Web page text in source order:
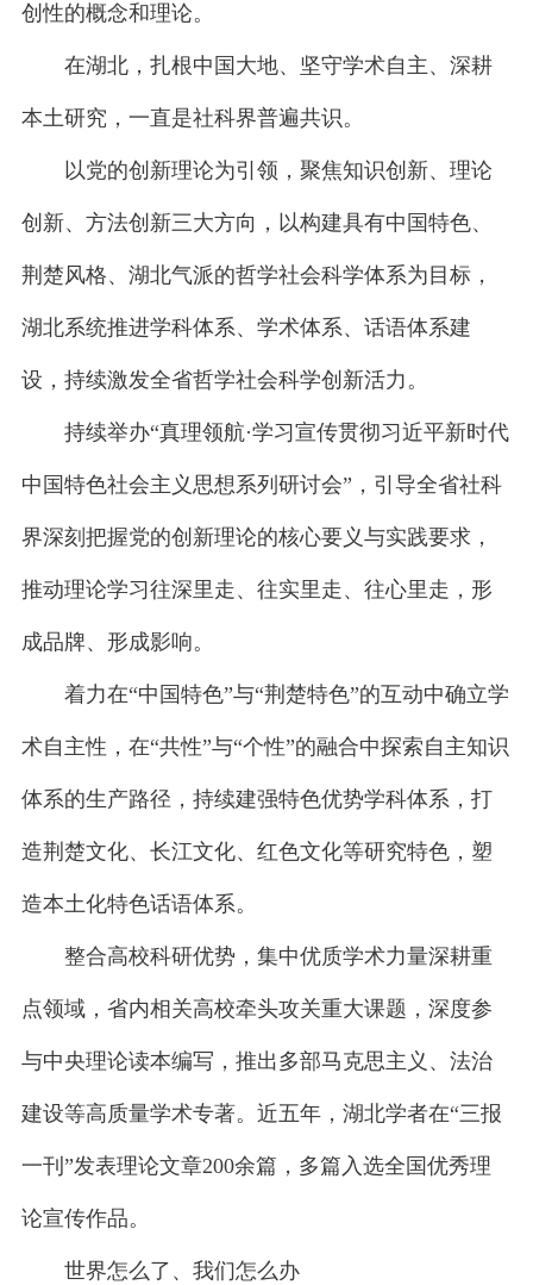
创性的概念和理论。
在湖北，扎根中国大地、坚守学术自主、深耕
本土研究，一直是社科界普遍共识。
以党的创新理论为引领，聚焦知识创新、理论
创新、方法创新三大方向，以构建具有中国特色、
荆楚风格、湖北气派的哲学社会科学体系为目标，
湖北系统推进学科体系、学术体系、话语体系建
设，持续激发全省哲学社会科学创新活力。
持续举办“真理领航·学习宣传贯彻习近平新时代
中国特色社会主义思想系列研讨会”，引导全省社科
界深刻把握党的创新理论的核心要义与实践要求，
推动理论学习往深里走、往实里走、往心里走，形
成品牌、形成影响。
着力在“中国特色”与“荆楚特色”的互动中确立学
术自主性，在“共性”与“个性”的融合中探索自主知识
体系的生产路径，持续建强特色优势学科体系，打
造荆楚文化、长江文化、红色文化等研究特色，塑
造本土化特色话语体系。
整合高校科研优势，集中优质学术力量深耕重
点领域，省内相关高校牵头攻关重大课题，深度参
与中央理论读本编写，推出多部马克思主义、法治
建设等高质量学术专著。近五年，湖北学者在“三报
一刊”发表理论文章200余篇，多篇入选全国优秀理
论宣传作品。
世界怎么了、我们怎么办